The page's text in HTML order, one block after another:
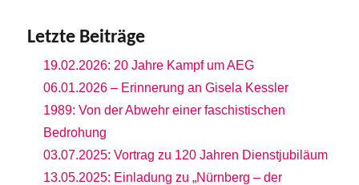
Letzte Beiträge
19.02.2026: 20 Jahre Kampf um AEG
06.01.2026 – Erinnerung an Gisela Kessler
1989: Von der Abwehr einer faschistischen
Bedrohung
03.07.2025: Vortrag zu 120 Jahren Dienstjubiläum
13.05.2025: Einladung zu „Nürnberg – der